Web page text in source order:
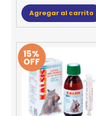
Agregar al carrito
15%
OFF